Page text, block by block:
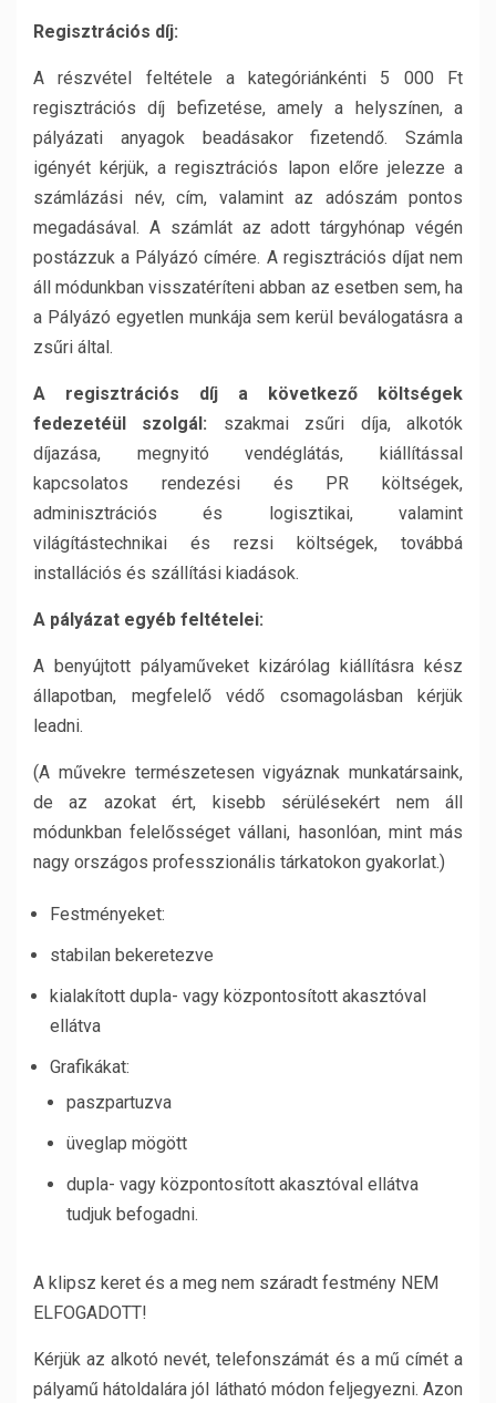
Regisztrációs díj:
A részvétel feltétele a kategóriánkénti 5 000 Ft
regisztrációs díj befizetése, amely a helyszínen, a
pályázati anyagok beadásakor fizetendő. Számla
igényét kérjük, a regisztrációs lapon előre jelezze a
számlázási név, cím, valamint az adószám pontos
megadásával. A számlát az adott tárgyhónap végén
postázzuk a Pályázó címére. A regisztrációs díjat nem
áll módunkban visszatéríteni abban az esetben sem, ha
a Pályázó egyetlen munkája sem kerül beválogatásra a
zsűri által.
A regisztrációs díj a következő költségek
fedezetéül szolgál: szakmai zsűri díja, alkotók
díjazása, megnyitó vendéglátás, kiállítással
kapcsolatos rendezési és PR költségek,
adminisztrációs és logisztikai, valamint
világítástechnikai és rezsi költségek, továbbá
installációs és szállítási kiadások.
A pályázat egyéb feltételei:
A benyújtott pályaműveket kizárólag kiállításra kész
állapotban, megfelelő védő csomagolásban kérjük
leadni.
(A művekre természetesen vigyáznak munkatársaink,
de az azokat ért, kisebb sérülésekért nem áll
módunkban felelősséget vállani, hasonlóan, mint más
nagy országos professzionális tárkatokon gyakorlat.)
Festményeket:
stabilan bekeretezve
kialakított dupla- vagy központosított akasztóval
ellátva
Grafikákat:
paszpartuzva
üveglap mögött
dupla- vagy központosított akasztóval ellátva
tudjuk befogadni.
A klipsz keret és a meg nem száradt festmény NEM
ELFOGADOTT!
Kérjük az alkotó nevét, telefonszámát és a mű címét a
pályamű hátoldalára jól látható módon feljegyezni. Azon